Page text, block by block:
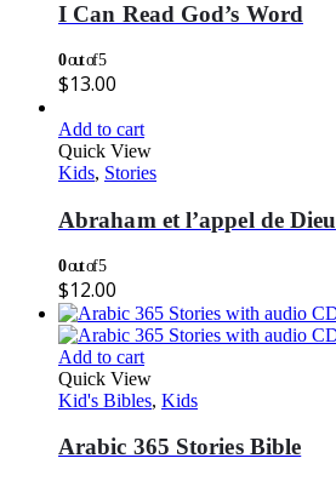
I Can Read God’s Word
0out of 5
$13.00
Add to cart
Quick View
Kids, Stories
Abraham et l’appel de Dieu
0out of 5
$12.00
Add to cart
Quick View
Kid's Bibles, Kids
Arabic 365 Stories Bible